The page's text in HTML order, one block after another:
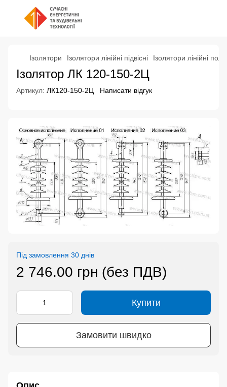
Ізолятори Ізолятори лінійні підвісні Ізолятори лінійні
Ізолятор ЛК 120-150-2Ц
Артикул: ЛК120-150-2Ц Написати відгук
Під замовлення 30 днів
2 746.00 грн (без ПДВ)
Купити
Замовити швидко